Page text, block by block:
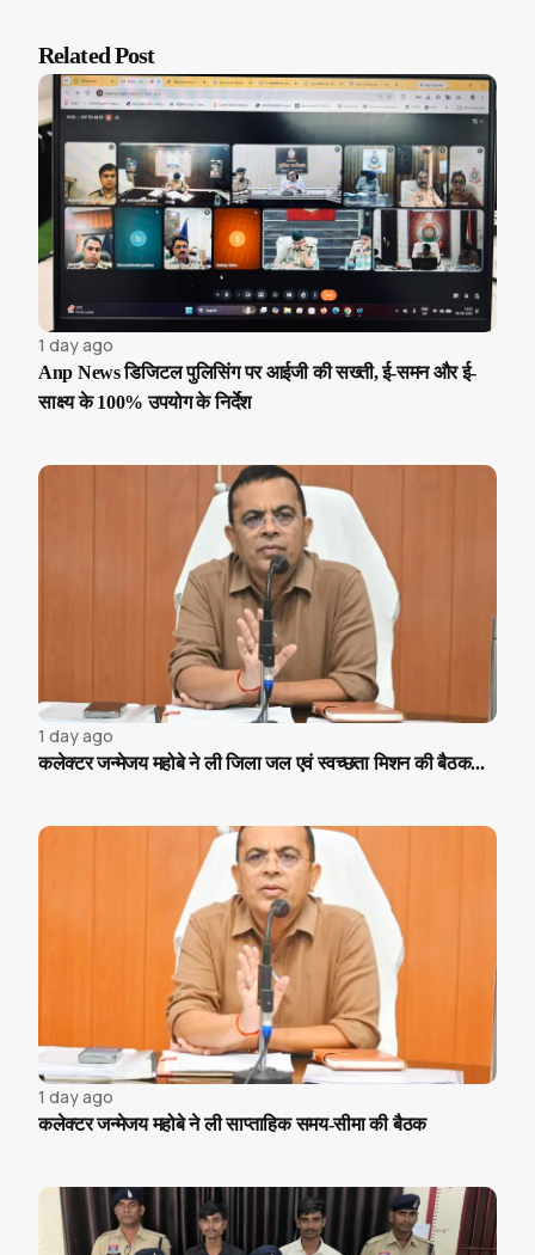
Related Post
1 day ago
Anp News डिजिटल पुलिसिंग पर आईजी की सख्ती, ई-समन और ई-
साक्ष्य के 100% उपयोग के निर्देश
1 day ago
कलेक्टर जन्मेजय महोबे ने ली जिला जल एवं स्वच्छता मिशन की बैठक...
1 day ago
कलेक्टर जन्मेजय महोबे ने ली साप्ताहिक समय-सीमा की बैठक